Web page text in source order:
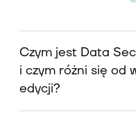
Czym jest Data
i czym różni się od
edycji?